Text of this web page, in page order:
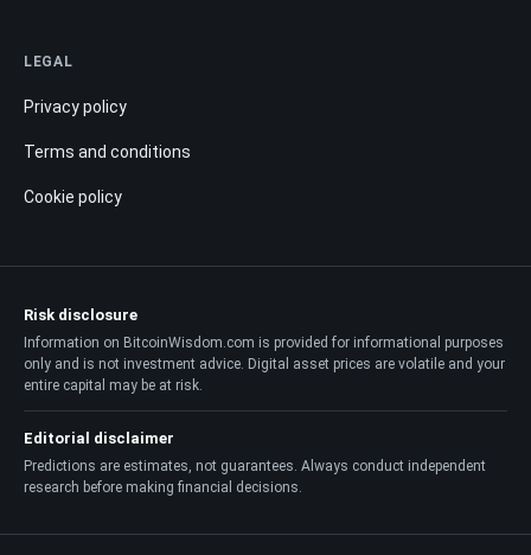
LEGAL
Privacy policy
Terms and conditions
Cookie policy
Risk disclosure
Information on BitcoinWisdom.com is provided for informational purposes
only and is not investment advice. Digital asset prices are volatile and your
entire capital may be at risk.
Editorial disclaimer
Predictions are estimates, not guarantees. Always conduct independent
research before making financial decisions.